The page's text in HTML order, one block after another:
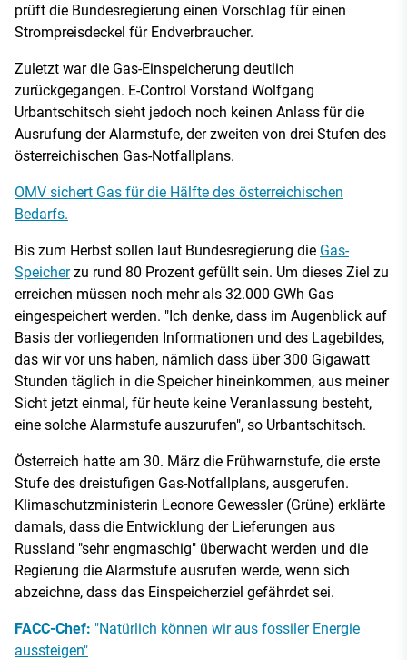
prüft die Bundesregierung einen Vorschlag für einen
Strompreisdeckel für Endverbraucher.
Zuletzt war die Gas-Einspeicherung deutlich
zurückgegangen. E-Control Vorstand Wolfgang
Urbantschitsch sieht jedoch noch keinen Anlass für die
Ausrufung der Alarmstufe, der zweiten von drei Stufen des
österreichischen Gas-Notfallplans.
OMV sichert Gas für die Hälfte des österreichischen
Bedarfs.
Bis zum Herbst sollen laut Bundesregierung die Gas-
Speicherzu rund 80 Prozent gefüllt sein. Um dieses Ziel zu
erreichen müssen noch mehr als 32.000 GWh Gas
eingespeichert werden. "Ich denke, dass im Augenblick auf
Basis der vorliegenden Informationen und des Lagebildes,
das wir vor uns haben, nämlich dass über 300 Gigawatt
Stunden täglich in die Speicher hineinkommen, aus meiner
Sicht jetzt einmal, für heute keine Veranlassung besteht,
eine solche Alarmstufe auszurufen", so Urbantschitsch.
Österreich hatte am 30. März die Frühwarnstufe, die erste
Stufe des dreistufigen Gas-Notfallplans, ausgerufen.
Klimaschutzministerin Leonore Gewessler (Grüne) erklärte
damals, dass die Entwicklung der Lieferungen aus
Russland "sehr engmaschig" überwacht werden und die
Regierung die Alarmstufe ausrufen werde, wenn sich
abzeichne, dass das Einspeicherziel gefährdet sei.
FACC-Chef: "Natürlich können wir aus fossiler Energie
aussteigen"